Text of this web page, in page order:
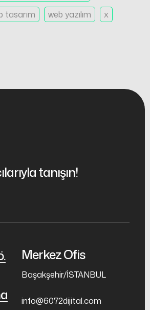
tasarım web yazılım x
tanışın!
Merkez Ofis
Başakşehir/İSTANBUL
info@6072dijital.com